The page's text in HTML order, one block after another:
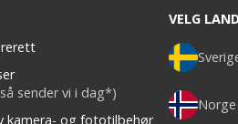
sender vi i dag*)
kamera- og fototilbehør
VELG
Norge